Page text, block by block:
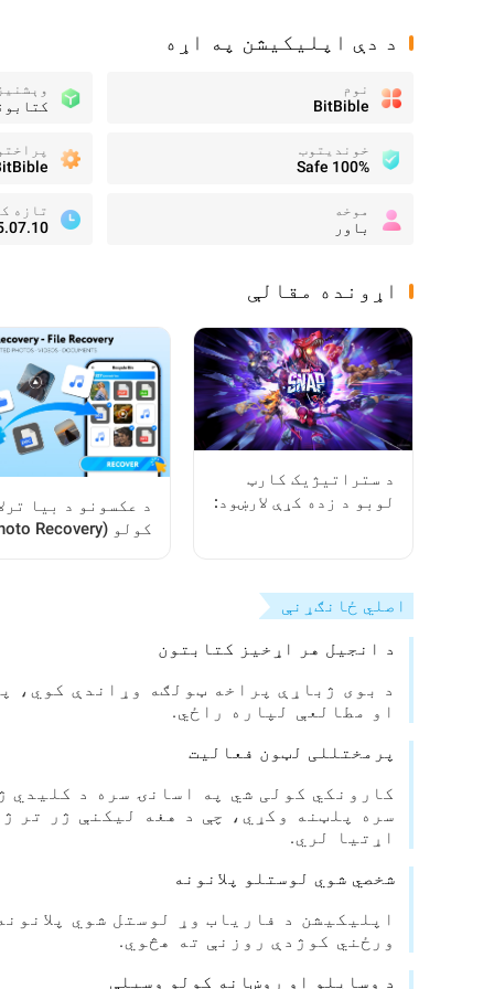
د دې اپلیکیشن په اړه
نوم
BitBible
خونديتوب
100% Safe
موخه
باور
تازه
اړونده مقالې
د ستراتیژیک کارټ
لوبو د زده کړې لارښود:
د عکسونو د بیا
اصلي ځانګړنې
د انجیل هر اړخیز کتابتون
د بوی ژباړې پراخه ټولګه وړاندې کوي،
او مطالعې لپاره راځي.
پرمختللی لټون فعالیت
کارونکي کولی شي په اسانۍ سره د
سره پلټنه وکړي، چې د هغه لیکنې ژر تر
اړتیا لري.
شخصي شوي لوستلو پلانونه
اپلیکیشن د فاریاب وړ لوستل شوي
ورځني کوژدې روزنې ته هڅوي.
د وسایلو او روښانه کولو وسیلې